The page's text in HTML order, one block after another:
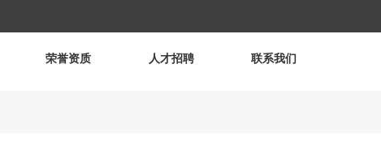
荣誉资质 人才招聘 联系我们